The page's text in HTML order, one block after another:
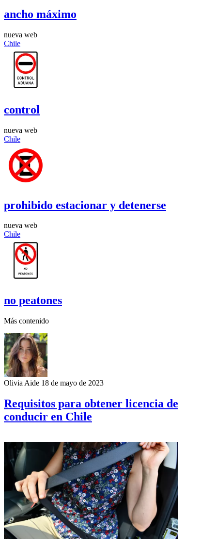
ancho máximo
nueva web
Chile
control
nueva web
Chile
prohibido estacionar y detenerse
nueva web
Chile
no peatones
Más contenido
Olivia Aide 18 de mayo de 2023
Requisitos para obtener licencia de
conducir en Chile